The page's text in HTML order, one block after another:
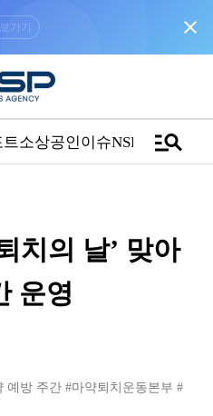
수 있는 기사를 씁니다” close
트소상공인이슈NSPTVmanage_search
치의 날’ 맞아
운영
예방 주간 #마약퇴치운동본부 #